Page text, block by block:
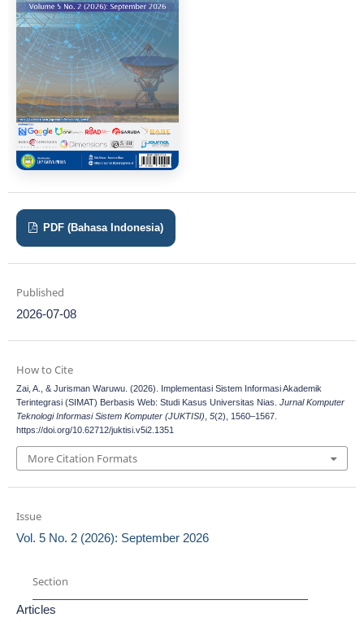
PDF (Bahasa Indonesia)
Published
2026-07-08
How to Cite
Zai, A., & Jurisman Waruwu. (2026). Implementasi Sistem Informasi Akademik
Terintegrasi (SIMAT) Berbasis Web: Studi Kasus Universitas Nias. Jurnal Komputer
Teknologi Informasi Sistem Komputer (JUKTISI) 5(2), 1560–1567.
https://doi.org/10.62712/juktisi.v5i2.1351
More Citation Formats
Issue
Vol. 5 No. 2 (2026): September 2026
Section
Articles